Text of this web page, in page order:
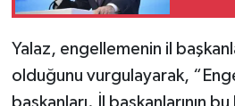
Yalaz, engellemenin il
olduğunu vurgulayarak,